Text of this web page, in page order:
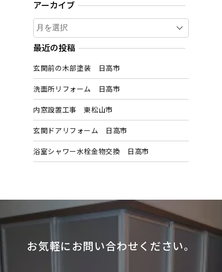
アーカイブ
ア
ー
カ
ブ
最近の投稿
玄関前の木部塗装 日高市
洗面所リフォーム 日高市
内窓設置工事 東松山市
玄関ドアリフォーム 日高市
浴室シャワー水栓金物交換 日高市
お気軽にお問い合わせください。